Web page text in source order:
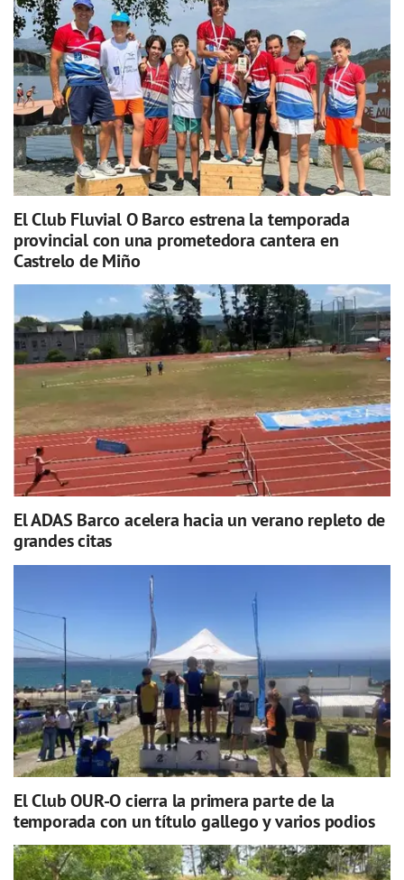
El Club Fluvial O Barco estrena la temporada
provincial con una prometedora cantera en
Castrelo de Miño
El ADAS Barco acelera hacia un verano repleto de
grandes citas
El Club OUR-O cierra la primera parte de la
temporada con un título gallego y varios podios